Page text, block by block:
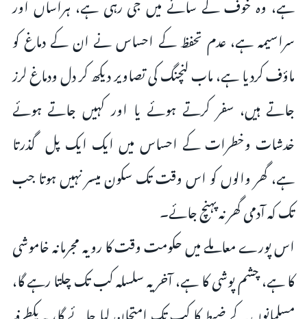
سراسیمہ ہے، عدم تحفظ کے احساس نے ان کے دماغ کو
ماؤف کردیا ہے، ماب لنچنگ کی تصاویر دیکھ کر دل ودماغ لرز
جاتے ہیں، سفر کرتے ہوئے یا اور کہیں جاتے ہوئے
خدشات وخطرات کے احساس میں ایک ایک پل گذرتا
ہے، گھر والوں کو اس وقت تک سکون میسر نہیں ہوتا جب
تک کہ آدمی گھر نہ پہنچ جائے۔
اس پورے معاملے میں حکومت وقت کا رویہ مجرمانہ خاموشی
کا ہے، چشم پوشی کا ہے، آخر یہ سلسلہ کب تک چلتا رہے گا،
مسلمانوں کے ضبط کا کب تک امتحان لیا جائے گا، یہ یکطرفہ